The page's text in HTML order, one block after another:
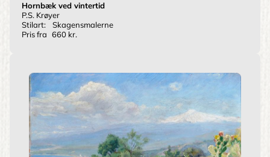
Hornbæk ved vintertid
P.S. Krøyer
Stilart:
Skagensmalerne
Pris fra 660 kr.